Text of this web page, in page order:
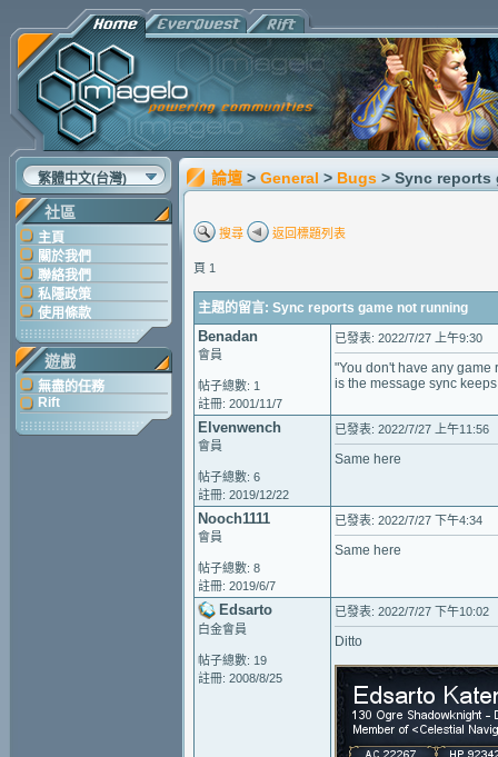
繁體中文(台灣)
社區
主頁
關於我們
聯絡我們
私隱政策
使用條款
遊戲
無盡的任務
Rift
論壇 > General > Bugs > Sync reports
搜尋 返回標題列表
頁 1
主題的留言: Sync reports game not running
Benadan
會員
帖子總數: 1
註冊: 2001/11/7
已發表: 2022/7/27 上午9:30
"You don't have any game
is the message sync
Elvenwench
會員
帖子總數: 6
註冊: 2019/12/22
已發表: 2022/7/27 上午11:56
Same here
Nooch1111
會員
帖子總數: 8
註冊: 2019/6/7
已發表: 2022/7/27 下午4:34
Same here
Edsarto
白金會員
帖子總數: 19
註冊: 2008/8/25
已發表: 2022/7/27 下午10:02
Ditto